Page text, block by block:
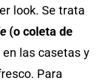
look. Se trata
(o coleta de
las casetas y
Para